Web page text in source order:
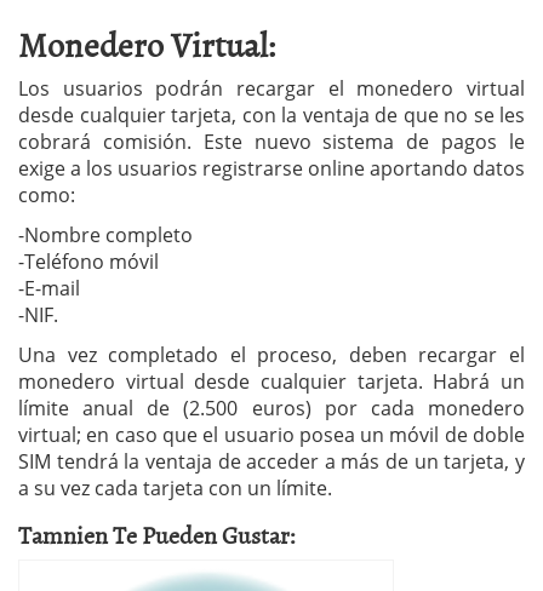
Monedero Virtual:
Los usuarios podrán recargar el monedero virtual
desde cualquier tarjeta, con la ventaja de que no se les
cobrará comisión. Este nuevo sistema de pagos le
exige a los usuarios registrarse online aportando datos
como:
-Nombre completo
-Teléfono móvil
-E-mail
-NIF.
Una vez completado el proceso, deben recargar el
monedero virtual desde cualquier tarjeta. Habrá un
límite anual de (2.500 euros) por cada monedero
virtual; en caso que el usuario posea un móvil de doble
SIM tendrá la ventaja de acceder a más de un tarjeta, y
a su vez cada tarjeta con un límite.
Tamnien Te Pueden Gustar: